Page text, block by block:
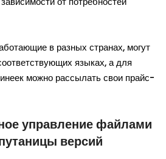
в разных странах, могут
языках, а для
можно рассылать свои прайс-
управление файлами
версий